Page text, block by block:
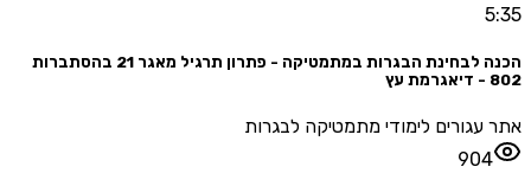
הכנה לבחינת הבגרות במתמטיקה - פתרון תרגיל מאגר 21 בהסתברות
לימודי מתמטיקה לבגרות